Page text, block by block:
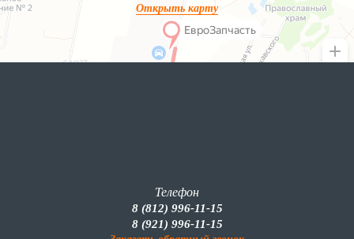
Открыть карту
Телефон
8 (812) 996-11-15
8 (921) 996-11-15